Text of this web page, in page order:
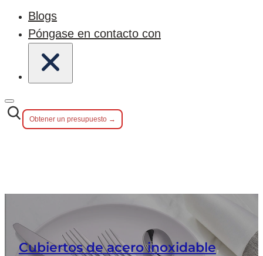
Blogs
Póngase en contacto con
Obtener un presupuesto →
Cubiertos de acero inoxidable,